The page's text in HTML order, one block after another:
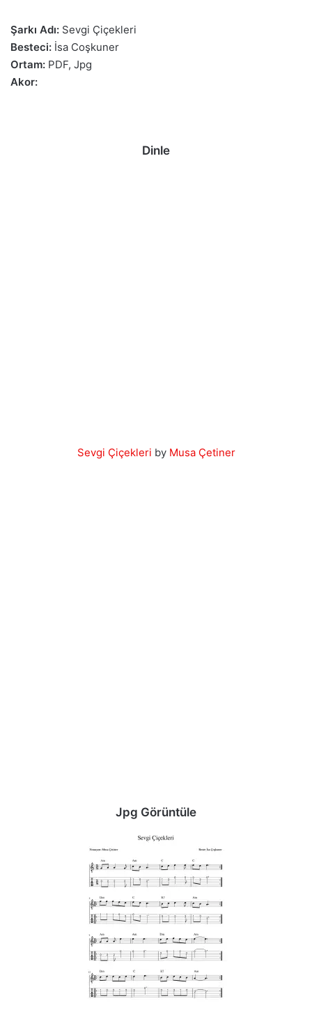
Şarkı Adı: Sevgi Çiçekleri
Besteci: İsa Coşkuner
Ortam: PDF, Jpg
Akor:
Dinle
Sevgi Çiçekleri by Musa Çetiner
Jpg Görüntüle